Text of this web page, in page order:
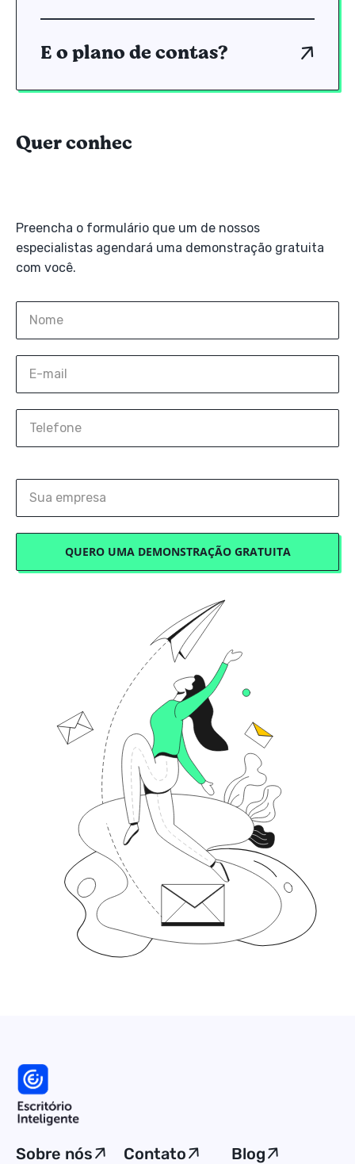
E o plano de contas?
Querconhec
Preencha o formulário que um de nossos
especialistas agendará uma demonstração gratuita
com você.
QUERO UMA DEMONSTRAÇÃO GRATUITA
Sobre nós Contato Blog